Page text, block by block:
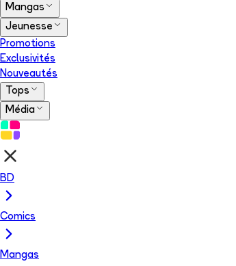
Mangas
Jeunesse
Promotions
Exclusivités
Nouveautés
Tops
Média
BD
Comics
Mangas